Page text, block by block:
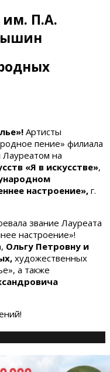
П.А.
Артисты
пение» филиала
на
«Я в искусстве»,
настроение», г.
звание Лауреата
настроение»!
Ольгу Петровну и
художественных
а также